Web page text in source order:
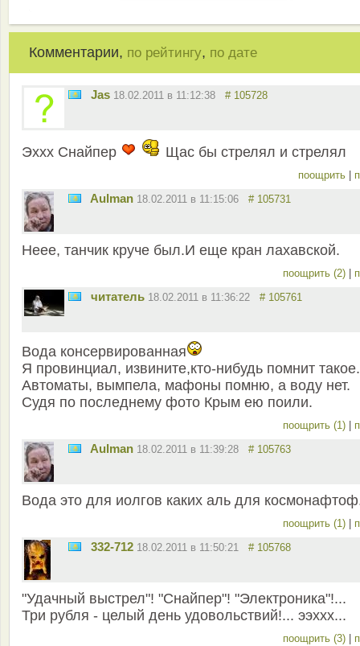
Комментарии, по рейтингу, по дате
Jas 18.02.2011 в 11:12:38 # 105728
Эххх Снайпер Щас бы стрелял и стрелял
поощрить
Aulman 18.02.2011 в 11:15:06 # 105731
Неее, танчик круче был.И еще кран лахавской.
поощрить (2)
читатель 18.02.2011 в 11:36:22 # 105761
Вода консервированная
Я провинциал, извините,кто-нибудь помнит такое.
Автоматы, вымпела, мафоны помню, а воду нет.
Судя по последнему фото Крым ею поили.
поощрить (1)
Aulman 18.02.2011 в 11:39:28 # 105763
Вода это для иолгов каких аль для
поощрить (1)
332-712 18.02.2011 в 11:50:21 # 105768
"Удачный выстрел"! "Снайпер"! "Электроника"!...
Три рубля - целый день удовольствий!... ээххх...
поощрить (3)